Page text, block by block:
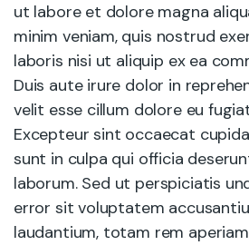
ut labore et dolore magna
minim veniam, quis nostrud
laboris nisi ut aliquip ex ea
Duis aute irure dolor in
velit esse cillum dolore eu
Excepteur sint occaecat
sunt in culpa qui officia
laborum. Sed ut perspiciatis
error sit voluptatem
laudantium, totam rem